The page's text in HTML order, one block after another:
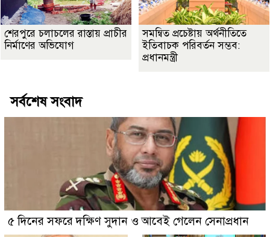
শেরপুরে চলাচলের রাস্তায় প্রাচীর
নির্মাণের অভিযোগ
সমন্বিত প্রচেষ্টায় অর্থনীতিতে
ইতিবাচক পরিবর্তন সম্ভব:
প্রধানমন্ত্রী
সর্বশেষ সংবাদ
৫ দিনের সফরে দক্ষিণ সুদান ও আবেই গেলেন সেনাপ্রধান